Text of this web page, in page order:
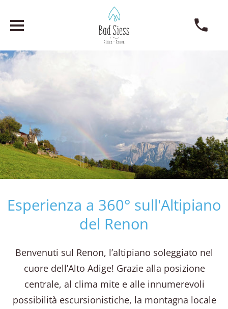
Esperienza a 360° sull'Altipiano
del Renon
Benvenuti sul Renon, l’altipiano soleggiato nel
cuore dell’Alto Adige! Grazie alla posizione
centrale, al clima mite e alle innumerevoli
possibilità escursionistiche, la montagna locale